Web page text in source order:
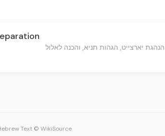
הנהגת יארצייט, הגהות תניא, והכנה לאלול
Text © WikiSource